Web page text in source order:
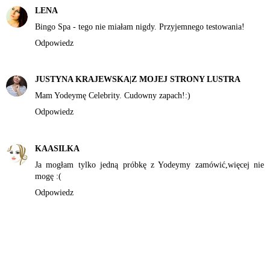
LENA
Bingo Spa - tego nie miałam nigdy. Przyjemnego testowania!
Odpowiedz
JUSTYNA KRAJEWSKA|Z MOJEJ STRONY LUSTRA
Mam Yodeymę Celebrity. Cudowny zapach!:)
Odpowiedz
KAASILKA
Ja mogłam tylko jedną próbkę z Yodeymy zamówić,więcej nie
mogę :(
Odpowiedz